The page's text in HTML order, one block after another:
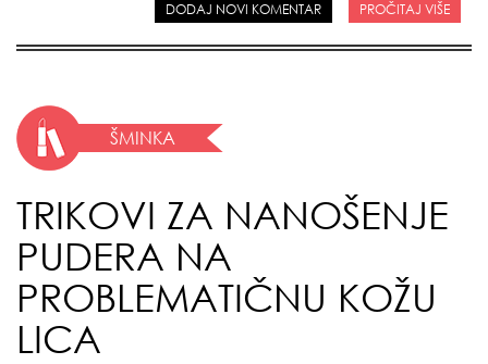
DODAJ NOVI KOMENTAR PROČITAJ VIŠE
ŠMINKA
TRIKOVI ZA NANOŠENJE
PUDERA NA
PROBLEMATIČNU KOŽU
LICA